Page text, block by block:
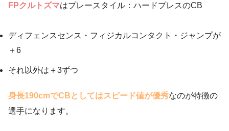
FPクルトズマはプレースタイル：ハードプレスのCB
ディフェンスセンス・フィジカルコンタクト・ジャンプが
＋6
それ以外は＋3ずつ
身長190cmでCBとしてはスピード値が優秀なのが特徴の
選手になります。